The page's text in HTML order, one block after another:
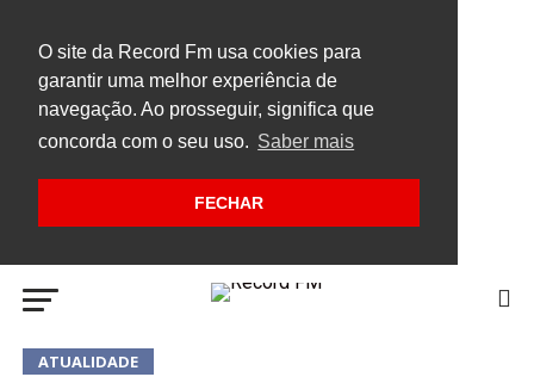
O site da Record Fm usa cookies para
garantir uma melhor experiência de
navegação. Ao prosseguir, significa que
concorda com o seu uso. Saber mais
FECHAR
ATUALIDADE